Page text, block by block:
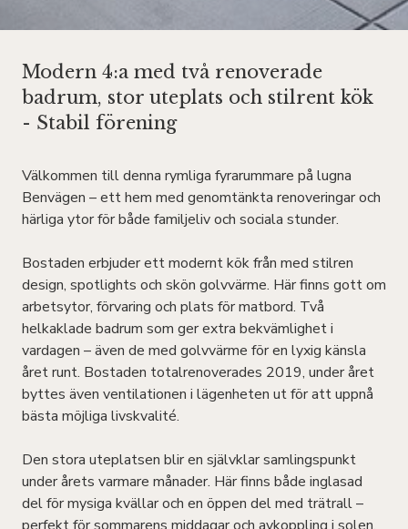
Modern 4:a med två renoverade
badrum, stor uteplats och stilrent kök
- Stabil förening
Välkommen till denna rymliga fyrarummare på lugna
Benvägen – ett hem med genomtänkta renoveringar och
härliga ytor för både familjeliv och sociala stunder.
Bostaden erbjuder ett modernt kök från med stilren
design, spotlights och skön golvvärme. Här finns gott om
arbetsytor, förvaring och plats för matbord. Två
helkaklade badrum som ger extra bekvämlighet i
vardagen – även de med golvvärme för en lyxig känsla
året runt. Bostaden totalrenoverades 2019, under året
byttes även ventilationen i lägenheten ut för att uppnå
bästa möjliga livskvalité.
Den stora uteplatsen blir en självklar samlingspunkt
under årets varmare månader. Här finns både inglasad
del för mysiga kvällar och en öppen del med trätrall –